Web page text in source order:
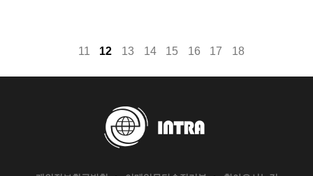
11 12 13 14 15 16 17 18